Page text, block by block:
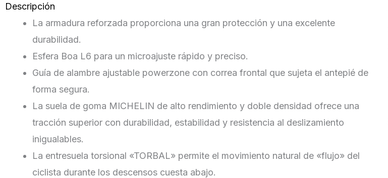
Descripción
La armadura reforzada proporciona una gran protección y una excelente
durabilidad.
Esfera Boa L6 para un microajuste rápido y preciso.
Guía de alambre ajustable powerzone con correa frontal que sujeta el antepié de
forma segura.
La suela de goma MICHELIN de alto rendimiento y doble densidad ofrece una
tracción superior con durabilidad, estabilidad y resistencia al deslizamiento
inigualables.
La entresuela torsional «TORBAL» permite el movimiento natural de «flujo» del
ciclista durante los descensos cuesta abajo.